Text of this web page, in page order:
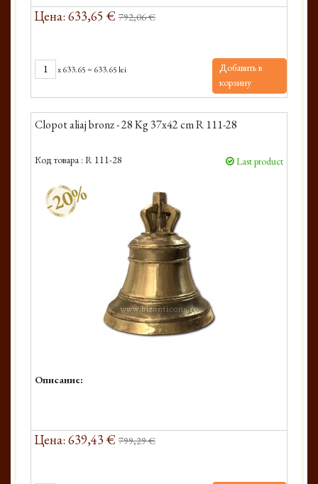
Цена: 633,65 € 792,06 €
x633.65= 633.65 lei
Добавить в
корзину
Clopot aliaj bronz - 28 Kg 37x42 cm R 111-28
Код товара : R 111-28 Last product
-20%
Описание:
Цена: 639,43 € 799,29 €